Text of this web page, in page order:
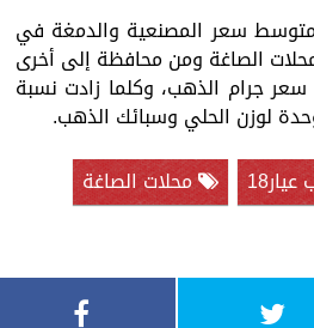
سعر المصنعية والدمغة في
باختلاف محلات الصاغة ومن محافظة إلى أخرى
حيث تمثل في الأغلب نسبة تتراوح بين 7% و10% من سعر جرام الذهب، وكلما زادت نسبة
محلات الصاغة